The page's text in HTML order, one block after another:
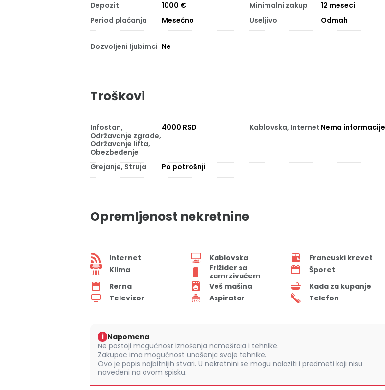
Depozit 1000 € Minimalni zakup 12 meseci
Period plaćanja
Mesečno Useljivo Odmah
Dozvoljeni ljubimci Ne
Troškovi
Infostan,
Održavanje zgrade,
Održavanje lifta,
Obezbeđenje
4000 RSD Kablovska, Internet Nema informacije
Grejanje, Struja Po potrošnji
Opremljenost nekretnine
Internet Kablovska
Francuski krevet
Klima
Frižider sa
zamrzivačem
Šporet
Rerna
Veš mašina
Kada za kupanje
Televizor
Aspirator Telefon
i Napomena
Ne postoji mogućnost iznošenja nameštaja i tehnike.
Zakupac ima mogućnost unošenja svoje tehnike.
Ovo je popis najbitnijih stvari. U nekretnini se mogu nalaziti i predmeti koji nisu
navedeni na ovom spisku.